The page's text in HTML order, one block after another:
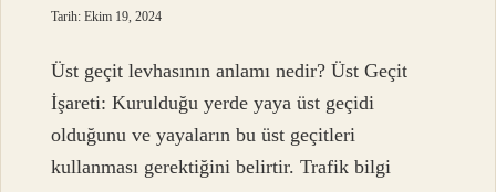
Tarih: Ekim 19, 2024
Üst geçit levhasının anlamı nedir? Üst Geçit
İşareti: Kurulduğu yerde yaya üst geçidi
olduğunu ve yayaların bu üst geçitleri
kullanması gerektiğini belirtir. Trafik bilgi